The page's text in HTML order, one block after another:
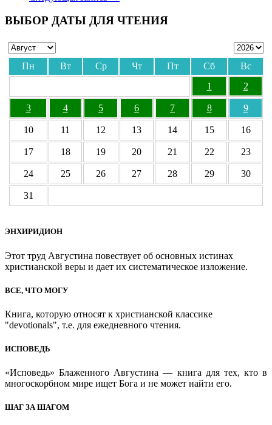
ВЫБОР ДАТЫ ДЛЯ ЧТЕНИЯ
Пн Вт Ср Чт Пт Сб
Вс
1
2
3 4 5 6 7 8 9
10 11 12 13 14 15 16
17 18 19 20 21 22 23
24 25 26 27 28 29 30
31
ЭНХИРИДИОН
Этот труд Августина повествует об основных истинах
христианской веры и дает их систематическое изложение.
ВСЕ, ЧТО МОГУ
Книга, которую относят к христианской классике
"devotionals", т.е. для ежедневного чтения.
ИСПОВЕДЬ
«Исповедь» Блаженного Августина — книга для тех, кто в
многоскорбном мире ищет Бога и не может найти его.
ШАГ ЗА ШАГОМ